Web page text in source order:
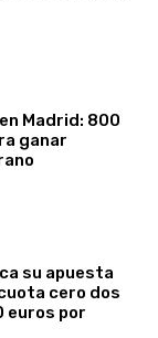
Madrid: 800
ganar
su apuesta
cero dos
euros por